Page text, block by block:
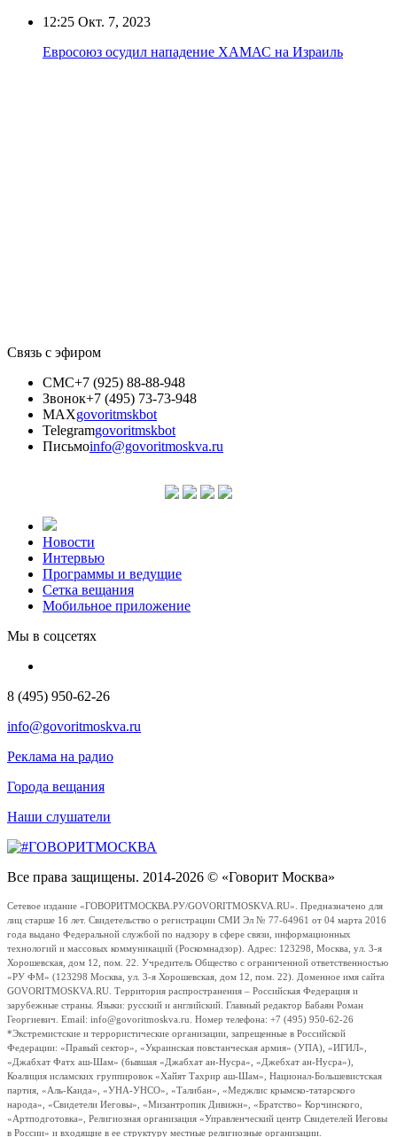
12:25 Окт. 7, 2023
Евросоюз осудил нападение ХАМАС на Израиль
Связь с эфиром
СМС+7 (925) 88-88-948
Звонок+7 (495) 73-73-948
MAXgovoritmskbot
Telegramgovoritmskbot
Письмоinfo@govoritmoskva.ru
Новости
Интервью
Программы и ведущие
Сетка вещания
Мобильное приложение
Мы в соцсетях
8 (495) 950-62-26
info@govoritmoskva.ru
Реклама на радио
Города вещания
Наши слушатели
Все права защищены. 2014-2026 © «Говорит Москва»
Сетевое издание «ГОВОРИТМОСКВА.РУ/GOVORITMOSKVA.RU». Предназначено для
лиц старше 16 лет. Свидетельство о регистрации СМИ Эл № 77-64961 от 04 марта 2016
года выдано Федеральной службой по надзору в сфере связи, информационных
технологий и массовых коммуникаций (Роскомнадзор). Адрес: 123298, Москва, ул. 3-я
Хорошевская, дом 12, пом. 22. Учредитель Общество с ограниченной ответственностью
«РУ ФМ» (123298 Москва, ул. 3-я Хорошевская, дом 12, пом. 22). Доменное имя сайта
GOVORITMOSKVA.RU. Территория распространения – Российская Федерация и
зарубежные страны. Языки: русский и английский. Главный редактор Бабаян Роман
Георгиевич. Email: info@govoritmoskva.ru. Номер телефона: +7 (495) 950-62-26
*Экстремистские и террористические организации, запрещенные в Российской
Федерации: «Правый сектор», «Украинская повстанческая армия» (УПА), «ИГИЛ»,
«Джабхат Фатх аш-Шам» (бывшая «Джабхат ан-Нусра», «Джебхат ан-Нусра»),
Коалиция исламских группировок «Хайят Тахрир аш-Шам», Национал-Большевистская
партия, «Аль-Каида», «УНА-УНСО», «Талибан», «Меджлис крымско-татарского
народа», «Свидетели Иеговы», «Мизантропик Дивижн», «Братство» Корчинского,
«Артподготовка», Религиозная организация «Управленческий центр Свидетелей Иеговы
в России» и входящие в ее структуру местные религиозные организации.